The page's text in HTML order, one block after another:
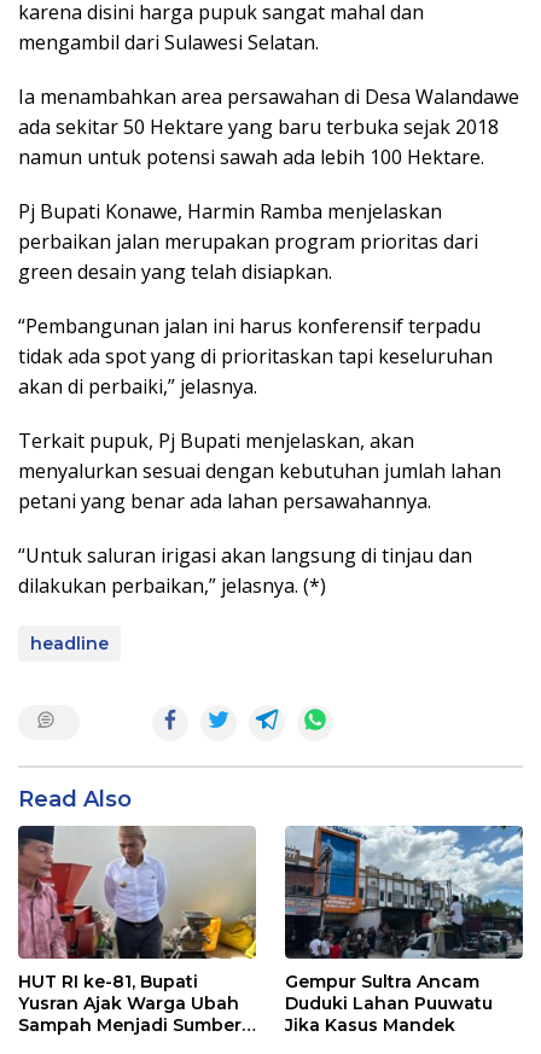
karena disini harga pupuk sangat mahal dan
mengambil dari Sulawesi Selatan.
Ia menambahkan area persawahan di Desa Walandawe
ada sekitar 50 Hektare yang baru terbuka sejak 2018
namun untuk potensi sawah ada lebih 100 Hektare.
Pj Bupati Konawe, Harmin Ramba menjelaskan
perbaikan jalan merupakan program prioritas dari
green desain yang telah disiapkan.
“Pembangunan jalan ini harus konferensif terpadu
tidak ada spot yang di prioritaskan tapi keseluruhan
akan di perbaiki,” jelasnya.
Terkait pupuk, Pj Bupati menjelaskan, akan
menyalurkan sesuai dengan kebutuhan jumlah lahan
petani yang benar ada lahan persawahannya.
“Untuk saluran irigasi akan langsung di tinjau dan
dilakukan perbaikan,” jelasnya. (*)
headline
Read Also
HUT RI ke-81, Bupati
Yusran Ajak Warga Ubah
Sampah Menjadi Sumber
Gempur Sultra Ancam
Duduki Lahan Puuwatu
Jika Kasus Mandek